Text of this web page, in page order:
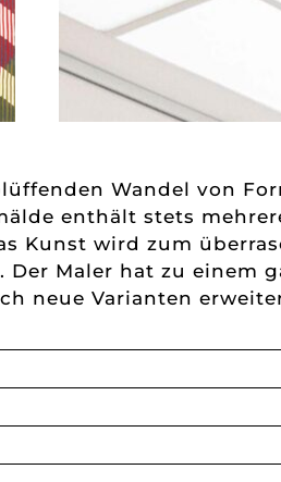
Wandel von
enthält stets
Kunst wird zum
Maler hat zu einem
neue Varianten